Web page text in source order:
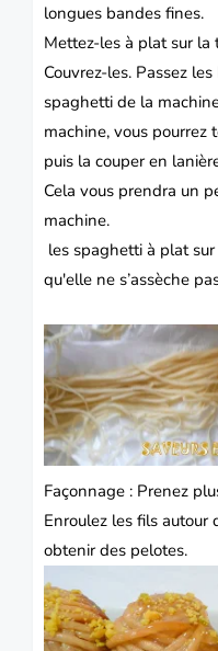
longues bandes fines.
Mettez-les à plat sur la
Couvrez-les. Passez
spaghetti de la
machine, vous
puis la couper en
Cela vous prendra un
machine.
les spaghetti à plat
qu'elle ne s’assèche
Façonnage : Prenez
Enroulez les fils
obtenir des pelotes.